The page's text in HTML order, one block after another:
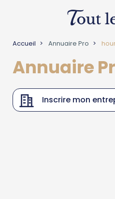
Accueil Annuaire Pro
Annuaire
Inscrire mon